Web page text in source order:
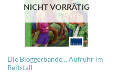
NICHT VORRÄTIG
Die Bloggerbande… Aufruhr im
Reitstall